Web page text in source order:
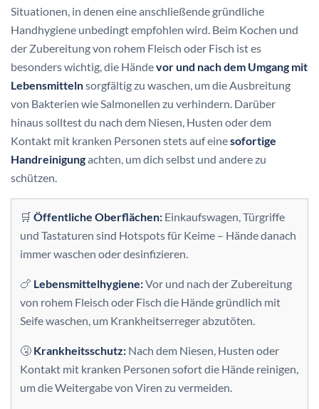
Situationen, in denen eine anschließende gründliche
Handhygiene unbedingt empfohlen wird. Beim Kochen und
der Zubereitung von rohem Fleisch oder Fisch ist es
besonders wichtig, die Händevor und nach dem Umgang mit
Lebensmittelnsorgfältig zu waschen, um die Ausbreitung
von Bakterien wie Salmonellen zu verhindern. Darüber
hinaus solltest du nach dem Niesen, Husten oder dem
Kontakt mit kranken Personen stets auf einesofortige
Handreinigungachten, um dich selbst und andere zu
schützen.
🛒 Öffentliche Oberflächen: Einkaufswagen, Türgriffe
und Tastaturen sind Hotspots für Keime – Hände danach
immer waschen oder desinfizieren.
🍗 Lebensmittelhygiene:Vor und nach der Zubereitung
von rohem Fleisch oder Fisch die Hände gründlich mit
Seife waschen, um Krankheitserreger abzutöten.
🤧 Krankheitsschutz: Nach dem Niesen, Husten oder
Kontakt mit kranken Personen sofort die Hände reinigen,
um die Weitergabe von Viren zu vermeiden.